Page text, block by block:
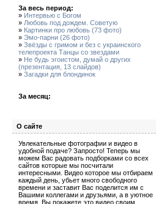
За весь период:
» Интервью с Богом
» Любовь под дождем. Советую
» Картинки про любовь (73 фото)
» Эмо-парни (26 фото)
» Звёзды с гримом и без с украинского
телепроекта Танцы со звездами
» Не будь эгоистом, думай о других
(презентация, 13 слайдов)
» Загадки для блондинок
За месяц:
О сайте
Увлекательные фотографии и видео в
удобной подаче? Запросто! Теперь мы
можем Вас радовать подборками со всех
сайтов которые мы посчитали
интересными. Видео которое мы отбираем
каждый день, убьет много свободного
времени и заставит Вас поделится им с
Вашими коллегами и друзьями, а в уютное
время, Вы покажете это видео своим